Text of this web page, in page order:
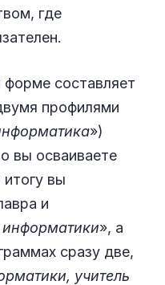
где
составляет
профилями
»)
вы осваиваете
вы
и
информатики», а
сразу две,
учитель